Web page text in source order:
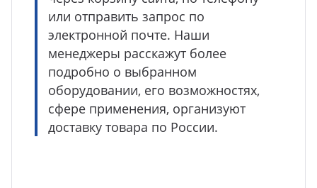
или отправить запрос по
электронной почте. Наши
менеджеры расскажут более
подробно о выбранном
оборудовании, его возможностях,
сфере применения, организуют
доставку товара по России.